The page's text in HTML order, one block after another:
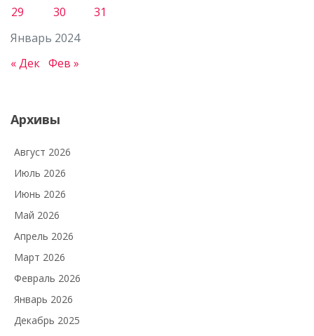
Январь 2024
29
30 31
« Дек Фев »
Архивы
Август 2026
Июль 2026
Июнь 2026
Май 2026
Апрель 2026
Март 2026
Февраль 2026
Январь 2026
Декабрь 2025